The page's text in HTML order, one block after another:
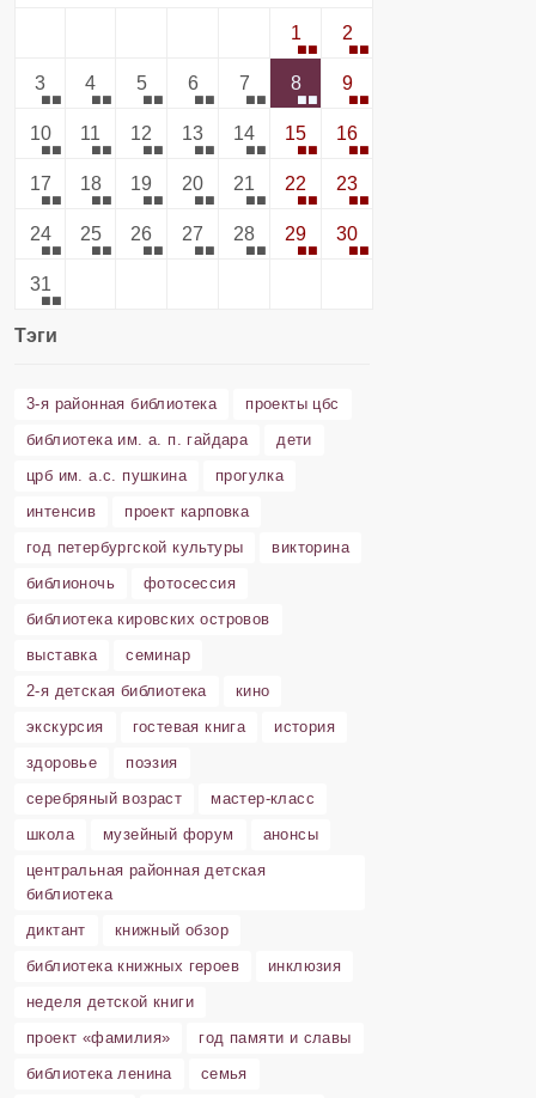
1 2
3 4 5 6 7 8 9
10 11 12 13 14 15 16
17 18 19 20 21 22 23
24 25 26 27 28 29 30
31
Тэги
3-я районная библиотека
проекты цбс
библиотека им. а. п. гайдара
дети
црб им. а.с. пушкина
прогулка
интенсив
проект карповка
год петербургской культуры
викторина
библионочь
фотосессия
библиотека кировских островов
выставка
семинар
2-я детская библиотека
кино
экскурсия
гостевая книга
история
здоровье
поэзия
серебряный возраст
мастер-класс
школа
музейный форум
анонсы
центральная районная детская
библиотека
диктант
книжный обзор
библиотека книжных героев
инклюзия
неделя детской книги
проект «фамилия»
год памяти и славы
библиотека ленина
семья